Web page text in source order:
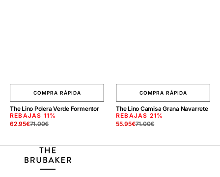
COMPRA RÁPIDA
The Lino Polera Verde Formentor
REBAJAS 11%
Precio
venta
62.95€
Precio
71.00€
COMPRA RÁPIDA
The Lino Camisa Grana Navarrete
REBAJAS 21%
Precio
venta
55.95€
Precio
71.00€